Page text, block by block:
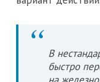
В
быстро